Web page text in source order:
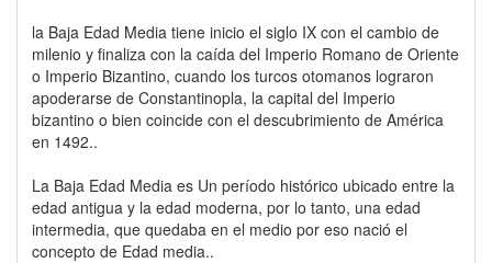
la Baja Edad Media tiene inicio el siglo IX con el cambio de
milenio y finaliza con la caída del Imperio Romano de Oriente
o Imperio Bizantino, cuando los turcos otomanos lograron
apoderarse de Constantinopla, la capital del Imperio
bizantino o bien coincide con el descubrimiento de América
en 1492..
La Baja Edad Media es Un período histórico ubicado entre la
edad antigua y la edad moderna, por lo tanto, una edad
intermedia, que quedaba en el medio por eso nació el
concepto de Edad media..